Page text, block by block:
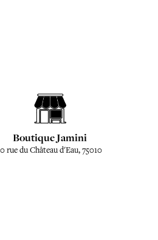
Boutique Jamini
rue du Château d'Eau, 75010